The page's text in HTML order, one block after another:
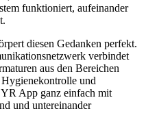
funktioniert, aufeinander
diesen Gedanken perfekt.
verbindet
aus den Bereichen
und
App ganz einfach mit
und untereinander